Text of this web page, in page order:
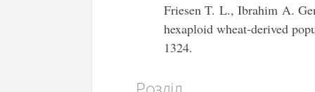
Friesen T. L., Ibrahim A.
hexaploid wheat-derived
1324.